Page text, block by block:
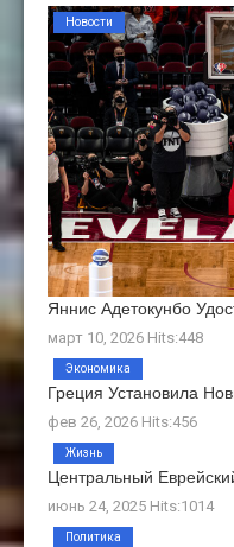
Яннис Адетокунбо
март 10, 2026 Hits:448
Новости
Греция Установила
фев 26, 2026 Hits:456
Экономика
Центральный
июнь 24, 2025 Hits:1014
Жизнь
Политика